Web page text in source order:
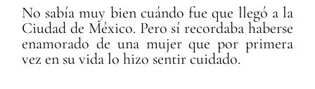
No sabía muy bien cuándo fue que llegó a la
Ciudad de México. Pero sí recordaba haberse
enamorado de una mujer que por primera
vez en su vida lo hizo sentir cuidado.